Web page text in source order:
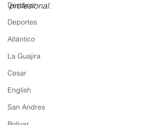
Destacar
Deportes
Atlántico
La Guajira
Cesar
English
San Andres
profesional.